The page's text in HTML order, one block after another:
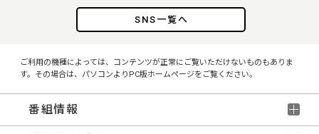
SNS一覧へ
ご利用の機種によっては、コンテンツが正常にご覧いただけないものもありま
す。その場合は、パソコンよりPC版ホームページをご覧ください。
番組情報